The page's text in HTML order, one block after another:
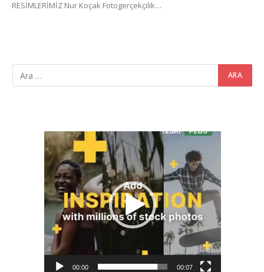
RESİMLERİMİZ Nur Koçak Fotogerçekçilik…
Video
oynatıcı
00:00 00:07